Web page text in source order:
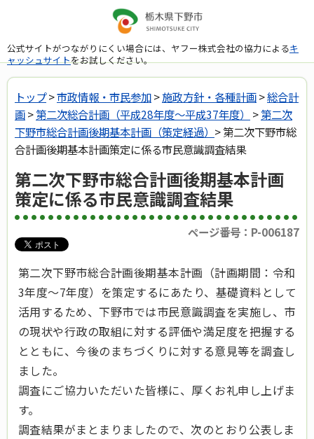
公式サイトがつながりにくい場合には、ヤフー株式会社の協力によるキ
ャッシュサイトをお試しください。
トップ>市政情報・市民参加>施政方針・各種計画>総合計
画>第二次総合計画（平成28年度～平成37年度） >第二次
下野市総合計画後期基本計画（策定経過） > 第二次下野市総
合計画後期基本計画策定に係る市民意識調査結果
第二次下野市総合計画後期基本計画
策定に係る市民意識調査結果
ページ番号：P-006187
第二次下野市総合計画後期基本計画（計画期間：令和
3年度～7年度）を策定するにあたり、基礎資料として
活用するため、下野市では市民意識調査を実施し、市
の現状や行政の取組に対する評価や満足度を把握する
とともに、今後のまちづくりに対する意見等を調査し
ました。
調査にご協力いただいた皆様に、厚くお礼申し上げま
す。
調査結果がまとまりましたので、次のとおり公表しま